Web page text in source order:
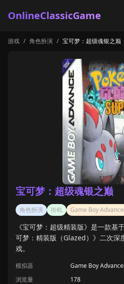
OnlineClassicGame
首页
游戏专题
最近玩过
游戏 / 角色扮演 / 宝可梦：超级魂银之巅
宝可梦：超级魂银之巅
角色扮演 街机 Game Boy
《宝可梦：超级精装版》是一款基
可梦：精装版（Glazed）》二次深
戏。
模拟器
Game Boy
浏览量
178